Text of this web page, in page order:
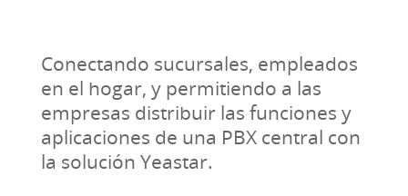
Conectando sucursales, empleados
en el hogar, y permitiendo a las
empresas distribuir las funciones y
aplicaciones de una PBX central con
la solución Yeastar.